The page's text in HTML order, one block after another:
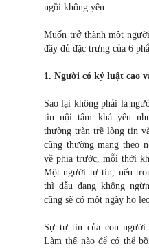
ngồi không yên.
Muốn trở thành một
đầy đủ đặc trưng của 6
1. Người có kỷ luật cao
Sao lại không phải là
tin nội tâm khá yếu
thường tràn trề lòng tin
cũng thường mang theo
về phía trước, mỗi thời
Một người tự tin, nếu
thì dẫu đang không
cũng sẽ có một ngày họ
Sự tự tin của con người
Làm thế nào để có thể